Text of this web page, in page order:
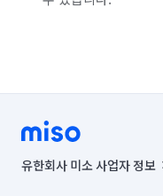
유한회사 미소 사업자 정보